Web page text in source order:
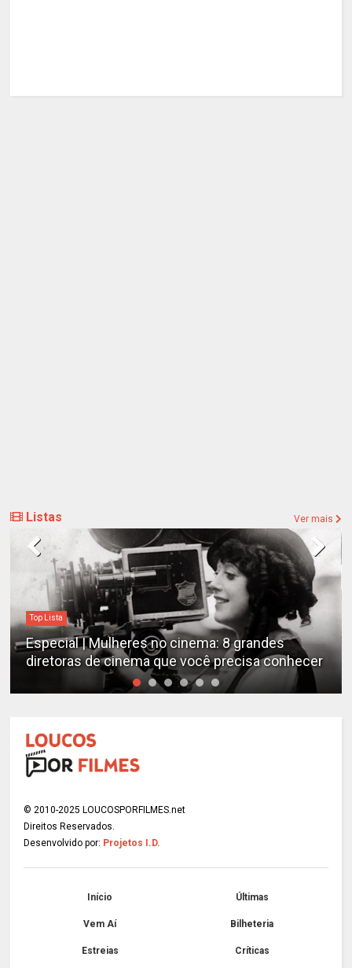
Listas Ver mais
Top Lista
Especial | Mulheres no cinema: 8 grandes
diretoras de cinema que você precisa conhecer
© 2010-2025 LOUCOSPORFILMES.net
Direitos Reservados.
Desenvolvido por: Projetos I.D.
Início Últimas
Vem Aí Bilheteria
Estreias Críticas